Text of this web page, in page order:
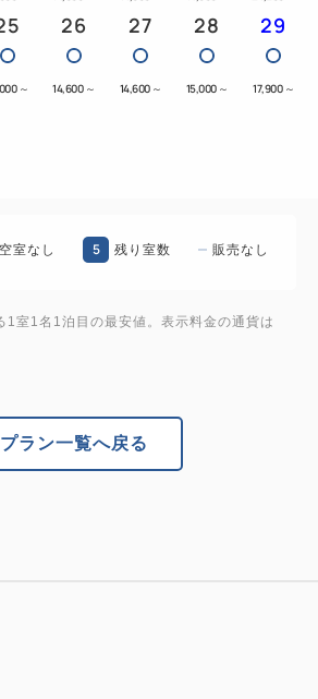
となります。
は、チェックイン時に宿泊代金の
おります。
き添寝のお子さまは1名までとな
ルームでの添寝は安全上2名ま
召し上がりいただけます。
－
のユニバーサルシティ駅まで直通
～
26
14,600 ～
27
14,600 ～
28
15,000 ～
29
17,900 ～
空室なし 5 残り室数 販売なし
室1名1泊目の最安値。表示料金の通貨は
プラン一覧へ戻る